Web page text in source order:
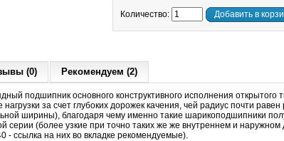
Количество: Добавить в
(0) Рекомендуем (2)
подшипник основного конструктивного исполнения открытого
за счет глубоких дорожек качения, чей радиус почти
ширины), благодаря чему именно такие шарикоподшипники
серии (более узкие при точно таких же же внутреннем и
- ссылка на них во вкладке рекомендуемые).